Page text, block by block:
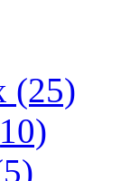
(25)